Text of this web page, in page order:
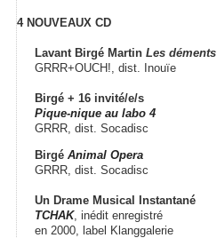
4 NOUVEAUX CD
Lavant Birgé Martin Les déments
GRRR+OUCH!, dist. Inouïe
Birgé + 16 invité/e/s
Pique-nique au labo 4
GRRR, dist. Socadisc
Birgé Animal Opera
GRRR, dist. Socadisc
Un Drame Musical Instantané
TCHAK, inédit enregistré
en 2000, label Klanggalerie